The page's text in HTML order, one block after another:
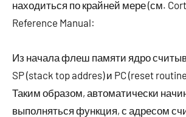
находиться по крайней мере (см.
Reference Manual:
Из начала флеш памяти ядро
SP (stack top addres) и PC (reset
Таким образом, автоматически
выполняться функция, с адресом